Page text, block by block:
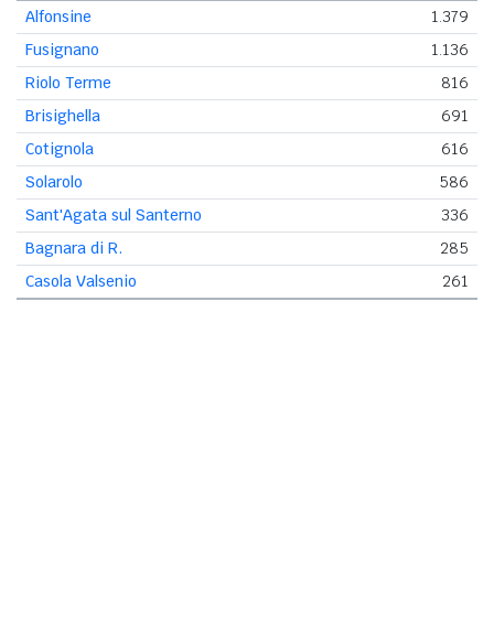
Alfonsine
1.379
Fusignano
1.136
Riolo Terme
816
Brisighella
691
Cotignola
616
Solarolo
586
Sant'Agata sul Santerno
336
Bagnara di R.
285
Casola Valsenio
261